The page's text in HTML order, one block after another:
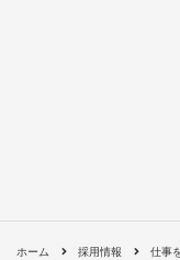
ホーム 採用情報 仕事